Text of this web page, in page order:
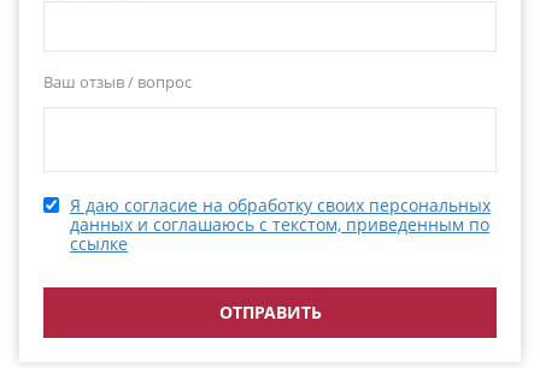
Ваш отзыв / вопрос
Я даю согласие на обработку своих персональных
данных и соглашаюсь с текстом, приведенным по
ссылке